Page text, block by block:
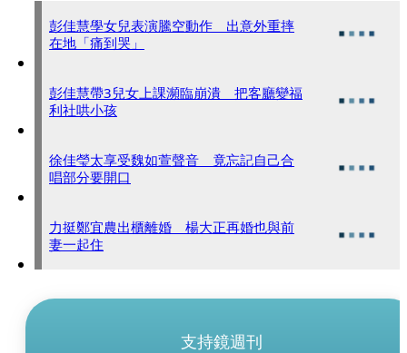
彭佳慧學女兒表演騰空動作 出意外重摔
在地「痛到哭」
彭佳慧帶3兒女上課瀕臨崩潰 把客廳變福
利社哄小孩
徐佳瑩太享受魏如萱聲音 竟忘記自己合
唱部分要開口
力挺鄭宜農出櫃離婚 楊大正再婚也與前
妻一起住
支持鏡週刊